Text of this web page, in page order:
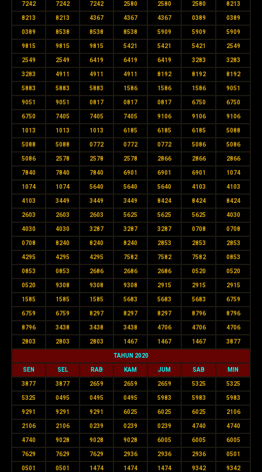
7242 7242 7242 2580 2580 2580 8213
8213 8213 4367 4367 4367 0389 0389
0389 8538 8538 8538 5909 5909 5909
9815 9815 9815 5421 5421 5421 2549
2549 2549 6419 6419 6419 3283 3283
3283 4911 4911 4911 8192 8192 8192
5883 5883 5883 1586 1586 1586 9051
9051 9051 0817 0817 0817 6750 6750
6750 7405 7405 7405 9106 9106 9106
1013 1013 1013 6185 6185 6185 5088
5088 5088 0772 0772 0772 5086 5086
5086 2578 2578 2578 2866 2866 2866
7840 7840 7840 6901 6901 6901 1074
1074 1074 5640 5640 5640 4103 4103
4103 3449 3449 3449 8424 8424 8424
2603 2603 2603 5625 5625 5625 4030
4030 4030 3287 3287 3287 0708 0708
0708 8240 8240 8240 2853 2853 2853
4295 4295 4295 7582 7582 7582 0853
0853 0853 2686 2686 2686 0520 0520
0520 9308 9308 9308 2915 2915 2915
1585 1585 1585 5683 5683 5683 6759
6759 6759 8297 8297 8297 8796 8796
8796 3438 3438 3438 4706 4706 4706
2803 2803 2803 1467 1467 1467 3877
TAHUN 2020
SEN SEL RAB KAM JUM SAB MIN
3877 3877 2659 2659 2659 5325 5325
5325 0495 0495 0495 5983 5983 5983
9291 9291 9291 6025 6025 6025 2106
2106 2106 0239 0239 0239 4740 4740
4740 9028 9028 9028 6005 6005 6005
7629 7629 7629 2936 2936 2936 0501
0501 0501 1474 1474 1474 9342 9342